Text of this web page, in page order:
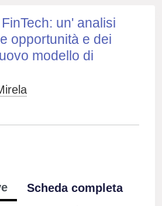
un' analisi
opportunità e dei
modello di
Scheda completa